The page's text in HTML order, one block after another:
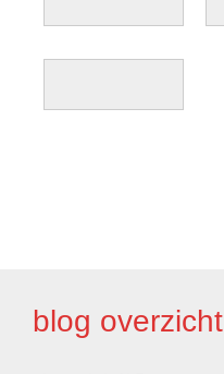
blog overzicht